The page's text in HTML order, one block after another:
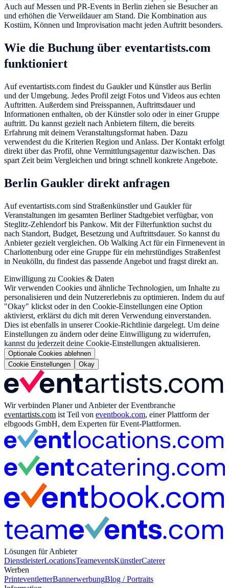
Auch auf Messen und PR-Events in Berlin ziehen sie Besucher an
und erhöhen die Verweildauer am Stand. Die Kombination aus
Kostüm, Können und Improvisation macht jeden Auftritt besonders.
Wie die Buchung über eventartists.com
funktioniert
Auf eventartists.com findest du Gaukler und Künstler aus Berlin
und der Umgebung. Jedes Profil zeigt Fotos und Videos aus echten
Auftritten. Außerdem sind Preisspannen, Auftrittsdauer und
Informationen enthalten, ob der Künstler solo oder in einer Gruppe
auftritt. Du kannst gezielt nach Anbietern filtern, die bereits
Erfahrung mit deinem Veranstaltungsformat haben. Dazu
verwendest du die Kriterien Region und Anlass. Der Kontakt erfolgt
direkt über das Profil, ohne Vermittlungsagentur dazwischen. Das
spart Zeit beim Vergleichen und bringt schnell konkrete Angebote.
Berlin Gaukler direkt anfragen
Auf eventartists.com sind Straßenkünstler und Gaukler für
Veranstaltungen im gesamten Berliner Stadtgebiet verfügbar, von
Steglitz-Zehlendorf bis Pankow. Mit der Filterfunktion suchst du
nach Standort, Budget, Besetzung und Auftrittsdauer. So kannst du
Anbieter gezielt vergleichen. Ob Walking Act für ein Firmenevent in
Charlottenburg oder eine Gruppe für ein mehrstündiges Straßenfest
in Neukölln, du findest das passende Angebot und fragst direkt an.
Einwilligung zu Cookies & Daten
Wir verwenden Cookies und ähnliche Technologien, um Inhalte zu
personalisieren und dein Nutzererlebnis zu optimieren. Indem du auf
"Okay" klickst oder in den Cookie-Einstellungen eine Option
aktivierst, erklärst du dich mit deren Verwendung einverstanden.
Dies ist ebenfalls in unserer Cookie-Richtlinie dargelegt. Um deine
Einstellungen zu ändern oder deine Einwilligung zu widerrufen,
kannst du jederzeit deine Cookie-Einstellungen aktualisieren.
Optionale Cookies ablehnen
Cookie Einstellungen
Okay
Wir verbinden Planer und Anbieter der Eventbranche
eventartists.com ist Teil von eventbook.com, einer Plattform der
elbgoods GmbH, dem Experten für Event-Plattformen.
Lösungen für Anbieter
DienstleisterLocationsTeameventsKünstlerCaterer
Werben
PrinteventletterBannerwerbungBlog / Portraits